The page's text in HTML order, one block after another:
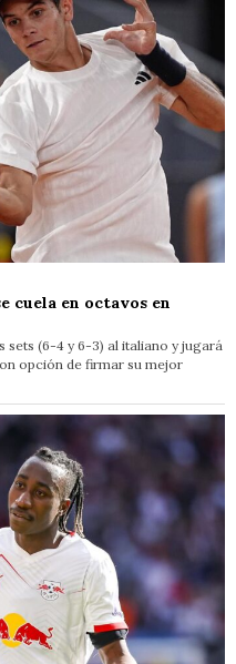
cuela en octavos en
sets (6-4 y 6-3) al italiano y jugará
opción de firmar su mejor